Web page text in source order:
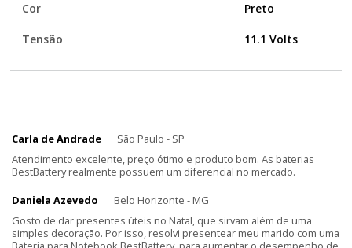
Cor Preto
Tensão 11.1 Volts
Carla de Andrade
São Paulo - SP
Atendimento excelente, preço ótimo e produto bom. As baterias
BestBattery realmente possuem um diferencial no mercado.
Daniela Azevedo
Belo Horizonte - MG
Gosto de dar presentes úteis no Natal, que sirvam além de uma
simples decoração. Por isso, resolvi presentear meu marido com uma